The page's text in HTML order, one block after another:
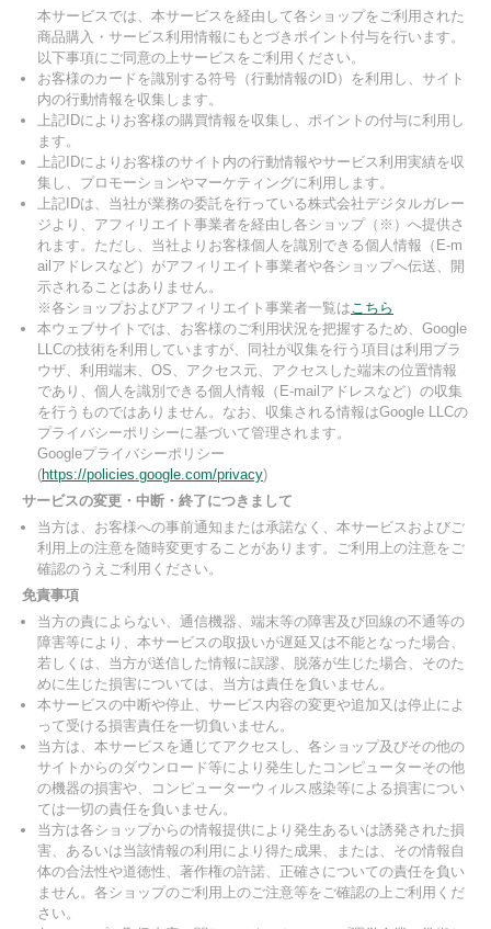
本サービスでは、本サービスを経由して各ショップをご利用された
商品購入・サービス利用情報にもとづきポイント付与を行います。
以下事項にご同意の上サービスをご利用ください。
お客様のカードを識別する符号（行動情報のID）を利用し、サイト
内の行動情報を収集します。
上記IDによりお客様の購買情報を収集し、ポイントの付与に利用し
ます。
上記IDによりお客様のサイト内の行動情報やサービス利用実績を収
集し、プロモーションやマーケティングに利用します。
上記IDは、当社が業務の委託を行っている株式会社デジタルガレー
ジより、アフィリエイト事業者を経由し各ショップ（※）へ提供さ
れます。ただし、当社よりお客様個人を識別できる個人情報（E-m
ailアドレスなど）がアフィリエイト事業者や各ショップへ伝送、開
示されることはありません。
※各ショップおよびアフィリエイト事業者一覧はこちら
本ウェブサイトでは、お客様のご利用状況を把握するため、Google
LLCの技術を利用していますが、同社が収集を行う項目は利用ブラ
ウザ、利用端末、OS、アクセス元、アクセスした端末の位置情報
であり、個人を識別できる個人情報（E-mailアドレスなど）の収集
を行うものではありません。なお、収集される情報はGoogle LLCの
プライバシーポリシーに基づいて管理されます。
Googleプライバシーポリシー
(https://policies.google.com/privacy)
サービスの変更・中断・終了につきまして
当方は、お客様への事前通知または承諾なく、本サービスおよびご
利用上の注意を随時変更することがあります。ご利用上の注意をご
確認のうえご利用ください。
免責事項
当方の責によらない、通信機器、端末等の障害及び回線の不通等の
障害等により、本サービスの取扱いが遅延又は不能となった場合、
若しくは、当方が送信した情報に誤謬、脱落が生じた場合、そのた
めに生じた損害については、当方は責任を負いません。
本サービスの中断や停止、サービス内容の変更や追加又は停止によ
って受ける損害責任を一切負いません。
当方は、本サービスを通じてアクセスし、各ショップ及びその他の
サイトからのダウンロード等により発生したコンピューターその他
の機器の損害や、コンピューターウィルス感染等による損害につい
ては一切の責任を負いません。
当方は各ショップからの情報提供により発生あるいは誘発された損
害、あるいは当該情報の利用により得た成果、または、その情報自
体の合法性や道徳性、著作権の許諾、正確さについての責任を負い
ません。各ショップのご利用上のご注意等をご確認の上ご利用くだ
さい。